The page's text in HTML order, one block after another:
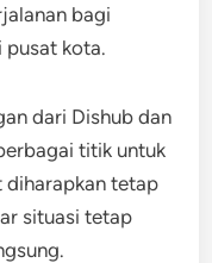
bagi
pusat kota.
dari Dishub dan
titik untuk
diharapkan tetap
situasi tetap